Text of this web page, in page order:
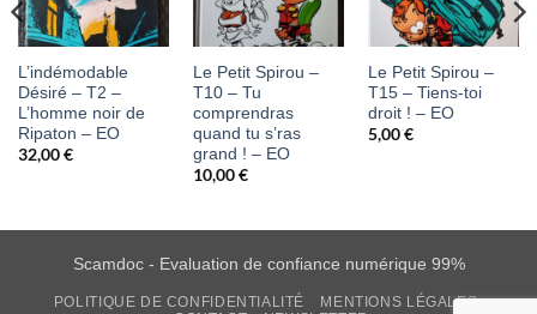
liste
L’indémodable
Désiré – T2 –
L’homme noir de
Ripaton – EO
32,00€
liste
Le Petit Spirou –
T10 – Tu
comprendras
quand tu s’ras
grand ! – EO
10,00€
liste
Le Petit Spirou –
T15 – Tiens-toi
droit ! – EO
5,00€
Scamdoc - Evaluation de confiance numérique 99%
POLITIQUE DE CONFIDENTIALITÉ
MENTIONS LÉGALES